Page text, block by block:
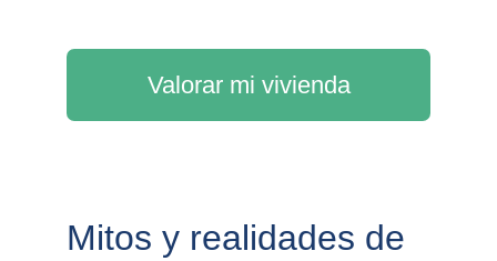
Valorar mi vivienda
Mitos y realidades de